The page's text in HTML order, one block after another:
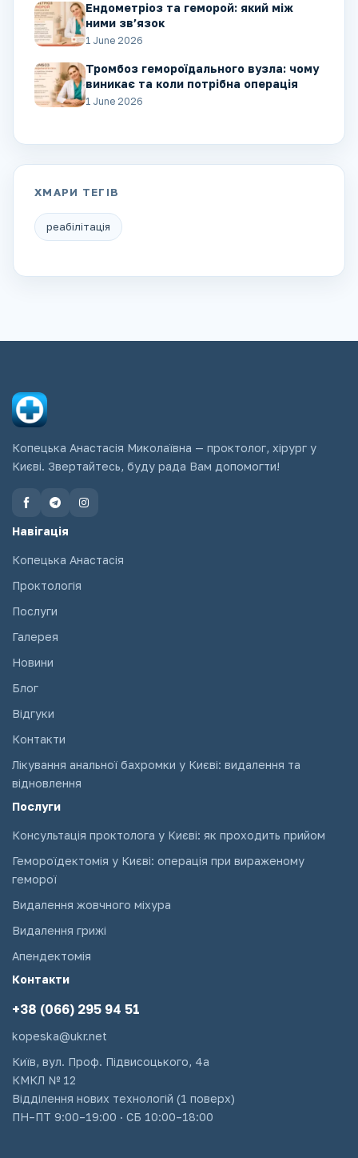
Ендометріоз та геморой: який між
ними зв’язок
1 June 2026
Тромбоз гемороїдального вузла: чому
виникає та коли потрібна операція
1 June 2026
ХМАРИ ТЕГІВ
реабілітація
Копецька Анастасія Миколаївна — проктолог, хірург у
Києві. Звертайтесь, буду рада Вам допомогти!
Навігація
Копецька Анастасія
Проктологія
Послуги
Галерея
Новини
Блог
Відгуки
Контакти
Лікування анальної бахромки у Києві: видалення та
відновлення
Послуги
Консультація проктолога у Києві: як проходить прийом
Гемороїдектомія у Києві: операція при вираженому
геморої
Видалення жовчного міхура
Видалення грижі
Апендектомія
Контакти
+38 (066) 295 94 51
kopeska@ukr.net
Київ, вул. Проф. Підвисоцького, 4а
КМКЛ № 12
Відділення нових технологій (1 поверх)
ПН–ПТ 9:00–19:00 · СБ 10:00–18:00